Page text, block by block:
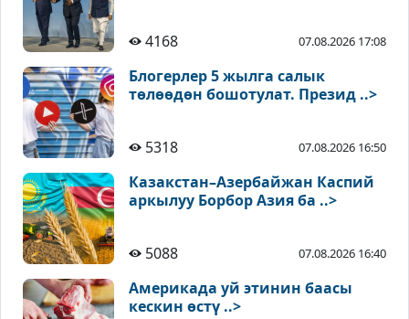
4168 07.08.2026 17:08
Блогерлер 5 жылга салык
төлөөдөн бошотулат. Презид ..>
5318 07.08.2026 16:50
Казакстан–Азербайжан Каспий
аркылуу Борбор Азия ба ..>
5088 07.08.2026 16:40
Америкада уй этинин баасы
кескин өстү ..>